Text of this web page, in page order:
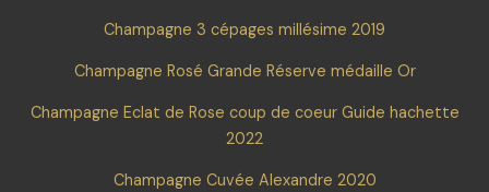
Champagne 3 cépages millésime 2019
Champagne Rosé Grande Réserve médaille Or
Champagne Eclat de Rose coup de coeur Guide hachette
2022
Champagne Cuvée Alexandre 2020